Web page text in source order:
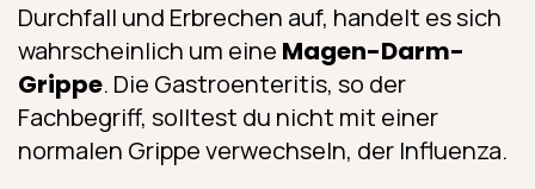
Durchfall und Erbrechen auf, handelt es sich
wahrscheinlich um eine Magen-Darm-
Grippe. Die Gastroenteritis, so der
Fachbegriff, solltest du nicht mit einer
normalen Grippe verwechseln, der Influenza.